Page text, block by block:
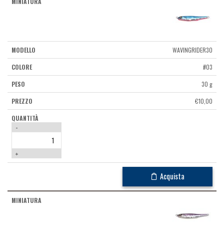
WAVINGRIDER30
#03
30 g
€10,00
-
+
Acquista